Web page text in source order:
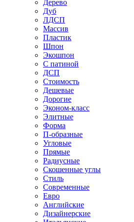
Дерево
Дуб
ЛДСП
Массив
Пластик
Шпон
Экошпон
С патиной
ДСП
Стоимость
Дешевые
Дорогие
Эконом-класс
Элитные
Форма
П-образные
Угловые
Прямые
Радиусные
Скошенные углы
Стиль
Современные
Евро
Английские
Дизайнерские